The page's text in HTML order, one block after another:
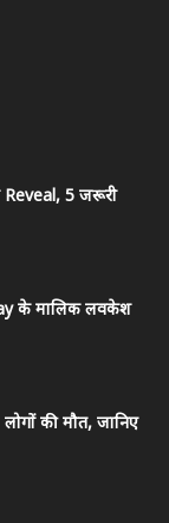
Reveal, 5 जरूरी
के मालिक लवकेश
की मौत, जानिए